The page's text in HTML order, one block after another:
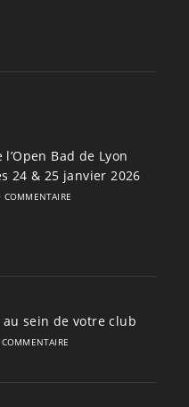
Bad de Lyon
24 & 25 janvier 2026
COMMENTAIRE
sein de votre club